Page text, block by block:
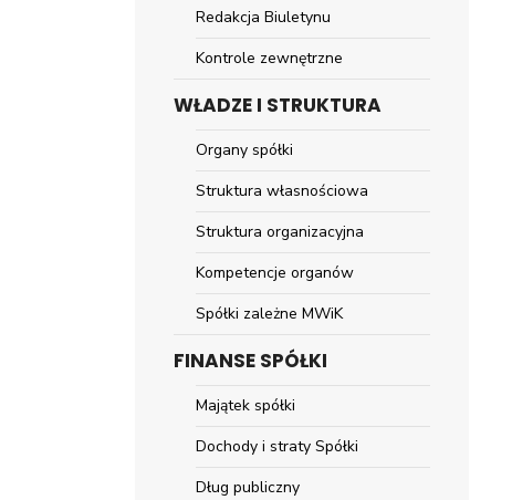
Redakcja Biuletynu
Kontrole zewnętrzne
WŁADZE I STRUKTURA
Organy spółki
Struktura własnościowa
Struktura organizacyjna
Kompetencje organów
Spółki zależne MWiK
FINANSE SPÓŁKI
Majątek spółki
Dochody i straty Spółki
Dług publiczny